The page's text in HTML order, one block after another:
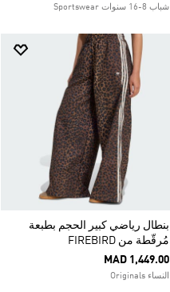
شباب 8-16 سنوات Sportswear
بنطال رياضي كبير الحجم بطبعة
مُرقّطة من FIREBIRD
MAD 1,449.00
النساء Originals